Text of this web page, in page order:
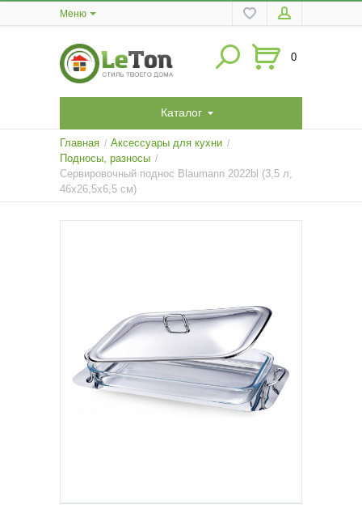
Меню
0
Каталог
Главная / Аксессуары для кухни /
Подносы, разносы /
Сервировочный поднос Blaumann 2022bl (3,5 л,
46х26,5х6,5 см)